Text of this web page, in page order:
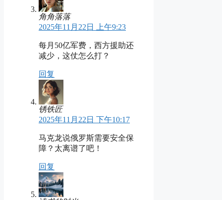
角角落落
2025年11月22日 上午9:23
每月50亿军费，西方援助还
减少，这仗怎么打？
回复
锈铁匠
2025年11月22日 下午10:17
马克龙说俄罗斯需要安全保
障？太离谱了吧！
回复